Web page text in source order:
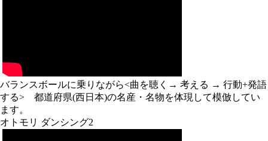
バランスボールに乗りながら<曲を聴く→ 考える → 行動+発語
する> 都道府県(西日本)の名産・名物を体現して模倣してい
ます。
オトモリ ダンシング2